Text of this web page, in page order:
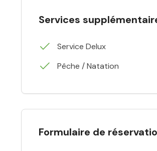
Services
Service Delux
Pêche / Natation
Formulaire de